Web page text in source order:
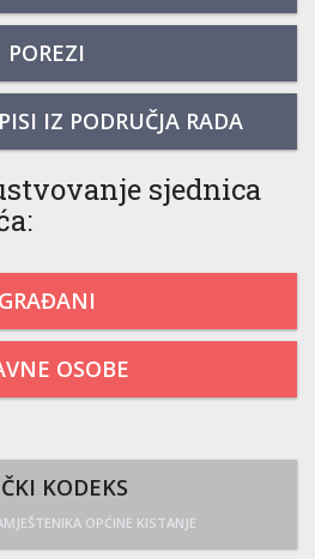
POREZI
IZ PODRUČJA RADA
sjednica
GRAĐANI
OSOBE
KODEKS
OPĆINE KISTANJE